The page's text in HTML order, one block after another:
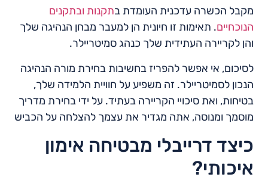
מקבל הכשרה עדכנית העומדת בתקנות ובתקנים
הנוכחיים. תאימות זו חיונית הן למעבר מבחן הנהיגה שלך
והן לקריירה העתידית שלך כנהג סמיטריילר.
לסיכום, אי אפשר להפריז בחשיבות בחירת מורה הנהיגה
הנכון לסמיטריילר. זה משפיע על חוויית הלמידה שלך,
בטיחות, ואת סיכויי הקריירה בעתיד. על ידי בחירת מדריך
מוסמך ומנוסה, אתה מגדיר את עצמך להצלחה על הכביש
כיצד דרייבלי מבטיחה אימון
איכותי?